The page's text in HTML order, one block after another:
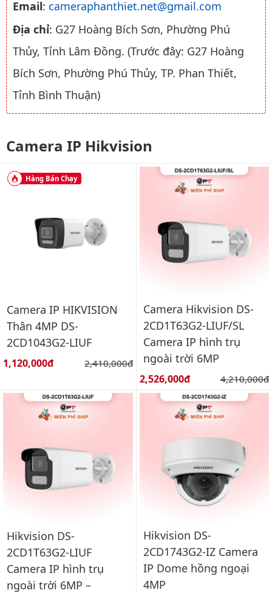
Email: cameraphanthiet.net@gmail.com
Địa chỉ: G27 Hoàng Bích Sơn, Phường Phú
Thủy, Tỉnh Lâm Đồng. (Trước đây: G27 Hoàng
Bích Sơn, Phường Phú Thủy, TP. Phan Thiết,
Tỉnh Bình Thuận)
Camera IP Hikvision
Hàng Bán Chạy
Camera IP HIKVISION
Thân 4MP DS-
2CD1043G2-LIUF
Giá bán:
1,120,000đ Giá gốc:
2,410,000đ
Camera Hikvision DS-
2CD1T63G2-LIUF/SL
Camera IP hình trụ
ngoài trời 6MP
Giá bán:
2,526,000đ Giá gốc:
4,210,000đ
Hikvision DS-
2CD1T63G2-LIUF
Camera IP hình trụ
ngoài trời 6MP –
Hikvision DS-
2CD1743G2-IZ Camera
IP Dome hồng ngoại
4MP